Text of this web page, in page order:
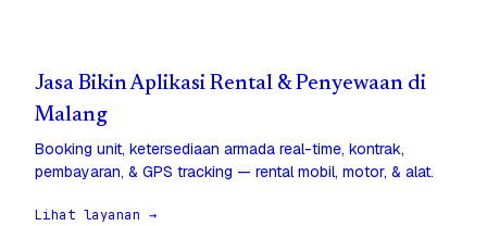
Jasa Bikin Aplikasi Rental & Penyewaan di
Malang
Booking unit, ketersediaan armada real-time, kontrak,
pembayaran, & GPS tracking — rental mobil, motor, & alat.
Lihat layanan →